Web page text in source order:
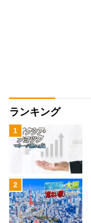
ランキング
1
2